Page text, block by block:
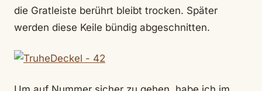
die Gratleiste berührt bleibt trocken. Später
werden diese Keile bündig abgeschnitten.